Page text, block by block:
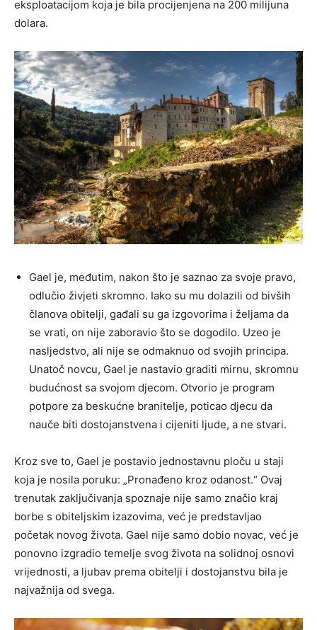
eksploatacijom koja je bila procijenjena na 200 milijuna
dolara.
Gael je, međutim, nakon što je saznao za svoje pravo,
odlučio živjeti skromno. Iako su mu dolazili od bivših
članova obitelji, gađali su ga izgovorima i željama da
se vrati, on nije zaboravio što se dogodilo. Uzeo je
nasljedstvo, ali nije se odmaknuo od svojih principa.
Unatoč novcu, Gael je nastavio graditi mirnu, skromnu
budućnost sa svojom djecom. Otvorio je program
potpore za beskućne branitelje, poticao djecu da
nauče biti dostojanstvena i cijeniti ljude, a ne stvari.
Kroz sve to, Gael je postavio jednostavnu ploču u staji
koja je nosila poruku: „Pronađeno kroz odanost.“ Ovaj
trenutak zaključivanja spoznaje nije samo značio kraj
borbe s obiteljskim izazovima, već je predstavljao
početak novog života. Gael nije samo dobio novac, već je
ponovno izgradio temelje svog života na solidnoj osnovi
vrijednosti, a ljubav prema obitelji i dostojanstvu bila je
najvažnija od svega.